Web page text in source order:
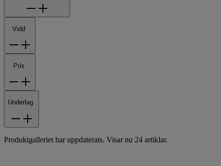
Vidd
Pris
Underlag
Produktgalleriet har uppdaterats. Visar nu 24 artiklar.